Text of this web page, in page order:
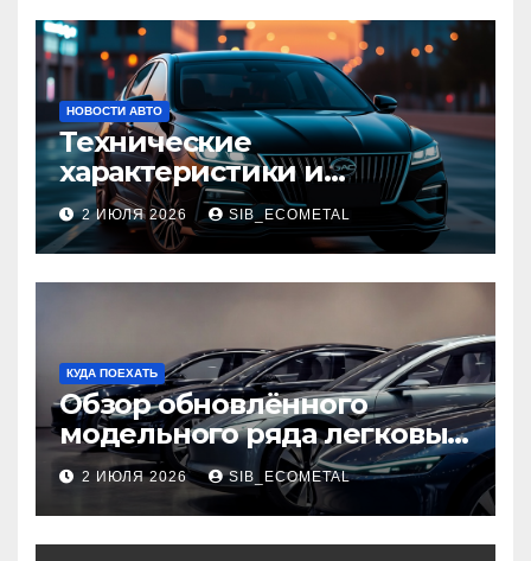
НОВОСТИ АВТО
Технические
характеристики и
доступные комплектации
GAC Empow
2 ИЮЛЯ 2026 SIB_ECOMETAL
КУДА ПОЕХАТЬ
Обзор обновлённого
модельного ряда легковых
автомобилей 2026 года
2 ИЮЛЯ 2026 SIB_ECOMETAL